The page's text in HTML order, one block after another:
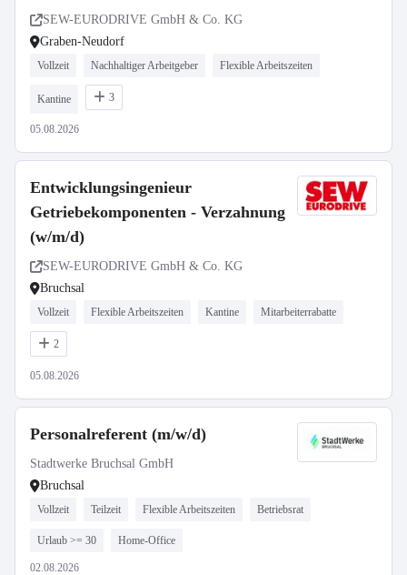
SEW-EURODRIVE GmbH & Co. KG
Graben-Neudorf
Vollzeit Nachhaltiger Arbeitgeber Flexible Arbeitszeiten
Kantine 3
05.08.2026
Entwicklungsingenieur
Getriebekomponenten - Verzahnung
(w/m/d)
SEW-EURODRIVE GmbH & Co. KG
Bruchsal
Vollzeit Flexible Arbeitszeiten Kantine Mitarbeiterrabatte
2
05.08.2026
Personalreferent (m/w/d)
Stadtwerke Bruchsal GmbH
Bruchsal
Vollzeit Teilzeit Flexible Arbeitszeiten Betriebsrat
Urlaub >= 30 Home-Office
02.08.2026